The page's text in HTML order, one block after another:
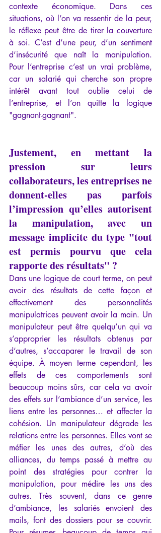
contexte économique. Dans ces
situations, où l’on va ressentir de la peur,
le réflexe peut être de tirer la couverture
à soi. C’est d’une peur, d’un sentiment
d’insécurité que naît la manipulation.
Pour l’entreprise c’est un vrai problème,
car un salarié qui cherche son propre
intérêt avant tout oublie celui de
l’entreprise, et l’on quitte la logique
"gagnant-gagnant".
Justement, en mettant la
pression sur leurs
collaborateurs, les entreprises ne
donnent-elles pas parfois
l’impression qu’elles autorisent
la manipulation, avec un
message implicite du type "tout
est permis pourvu que cela
rapporte des résultats" ?
Dans une logique de court terme, on peut
avoir des résultats de cette façon et
effectivement des personnalités
manipulatrices peuvent avoir la main. Un
manipulateur peut être quelqu’un qui va
s’approprier les résultats obtenus par
d’autres, s’accaparer le travail de son
équipe. À moyen terme cependant, les
effets de ces comportements sont
beaucoup moins sûrs, car cela va avoir
des effets sur l’ambiance d’un service, les
liens entre les personnes… et affecter la
cohésion. Un manipulateur dégrade les
relations entre les personnes. Elles vont se
méfier les unes des autres, d’où des
alliances, du temps passé à mettre au
point des stratégies pour contrer la
manipulation, pour médire les uns des
autres. Très souvent, dans ce genre
d’ambiance, les salariés envoient des
mails, font des dossiers pour se couvrir.